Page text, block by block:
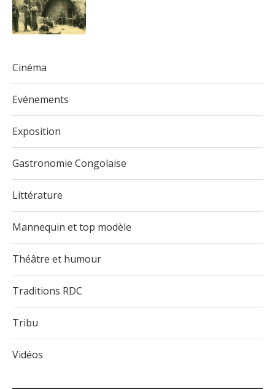
Cinéma
Evénements
Exposition
Gastronomie Congolaise
Littérature
Mannequin et top modèle
Théâtre et humour
Traditions RDC
Tribu
Vidéos